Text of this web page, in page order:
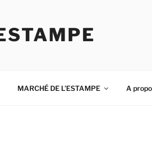
MARCHÉ DE L’ESTAMPE A